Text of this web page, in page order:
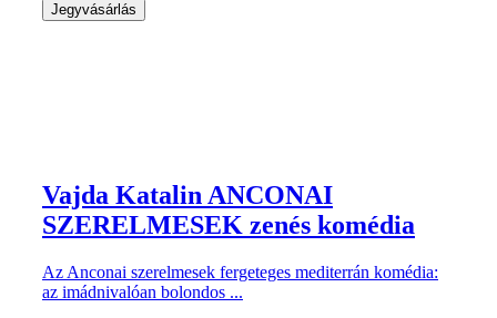
Jegyvásárlás
Vajda Katalin ANCONAI
SZERELMESEK zenés komédia
Az Anconai szerelmesek fergeteges mediterrán komédia:
az imádnivalóan bolondos ...